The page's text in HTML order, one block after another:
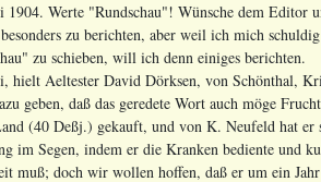
1904. Werte "Rundschau"! Wünsche dem Editor
zu berichten, aber weil ich mich
zu schieben, will ich denn einiges berichten.
hielt Aeltester David Dörksen, von Schönthal,
geben, daß das geredete Wort auch möge
(40 Deßj.) gekauft, und von K. Neufeld hat
im Segen, indem er die Kranken bediente und
muß; doch wir wollen hoffen, daß er um ein